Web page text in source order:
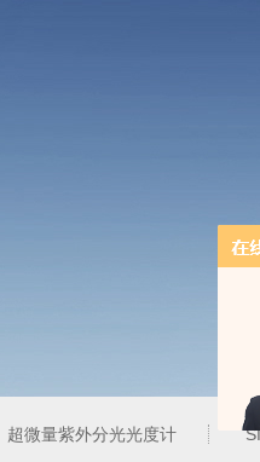
超微量紫外分光光度计